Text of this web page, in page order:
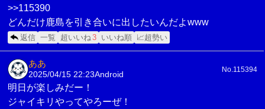
>>115390
どんだけ鹿島を引き合いに出したいんだよwww
返信 一覧 超いいね3 いいね順 📈超勢い
ああ
2025/04/15 22:23Android
No.115394
明日が楽しみだー！
ジャイキリやってやろーぜ！